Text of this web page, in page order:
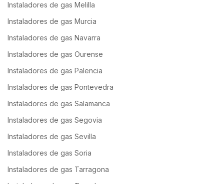
Instaladores de gas Melilla
Instaladores de gas Murcia
Instaladores de gas Navarra
Instaladores de gas Ourense
Instaladores de gas Palencia
Instaladores de gas Pontevedra
Instaladores de gas Salamanca
Instaladores de gas Segovia
Instaladores de gas Sevilla
Instaladores de gas Soria
Instaladores de gas Tarragona